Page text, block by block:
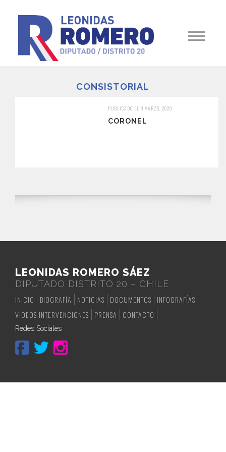
CONSISTORIAL
PUBLICADO EL 9 MARZO, 2020
CORONEL
LEONIDAS ROMERO SÁEZ
DIPUTADO DISTRITO 20 – CHILE
INICIO
BIOGRAFÍA NOTICIAS DOCUMENTOS
INFOGRAFÍAS
VIDEOS INTERVENCIONES
PRENSA CONTACTO
Redes Sociales